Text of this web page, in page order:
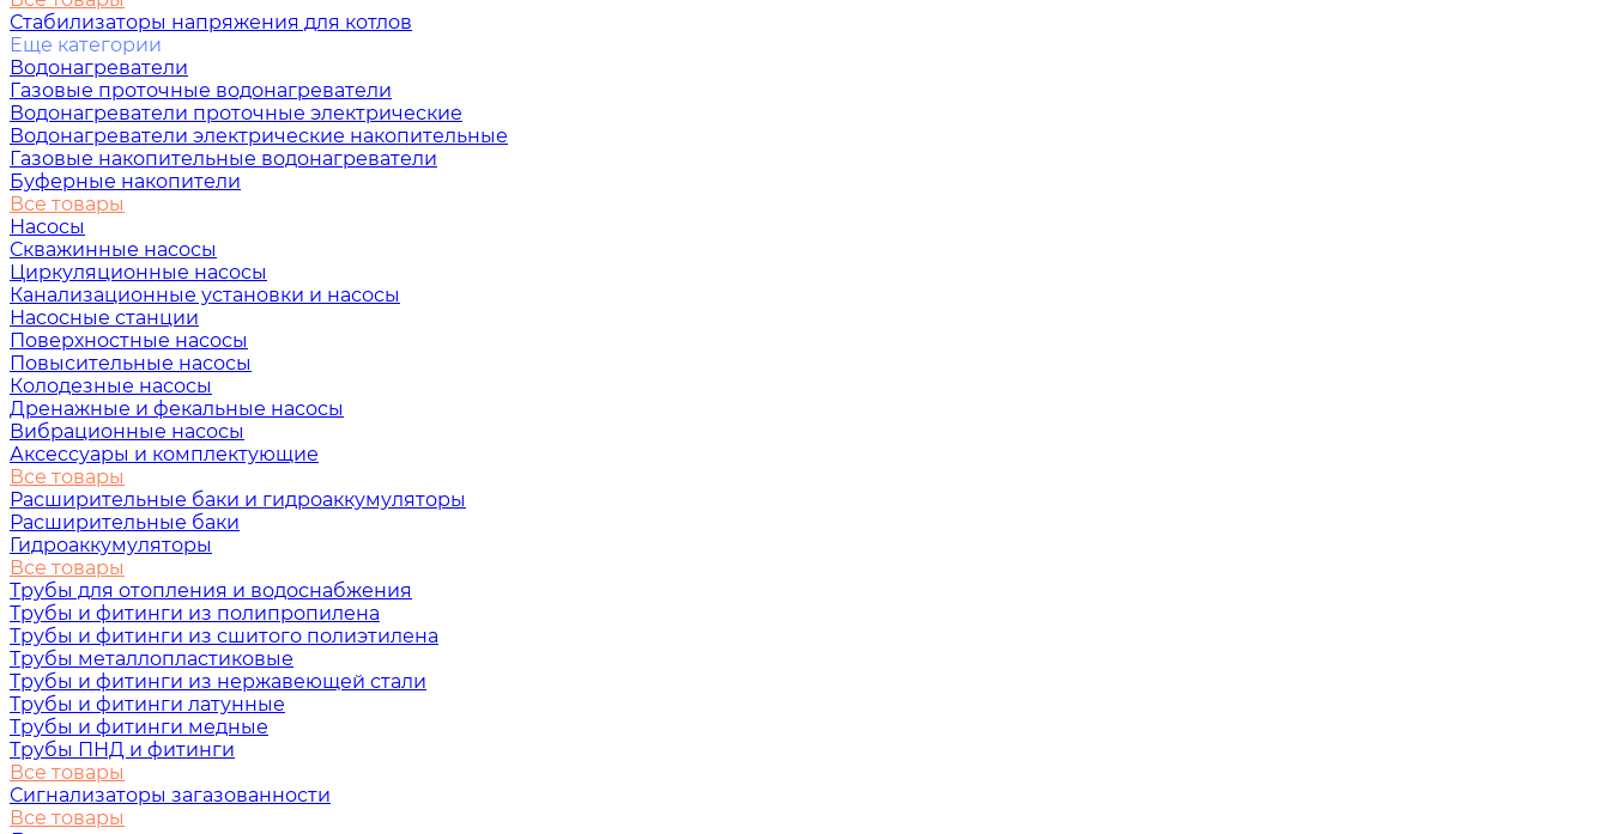
Стабилизаторы напряжения для котлов
Еще категории
Водонагреватели
Газовые проточные водонагреватели
Водонагреватели проточные электрические
Водонагреватели электрические накопительные
Газовые накопительные водонагреватели
Буферные накопители
Все товары
Насосы
Скважинные насосы
Циркуляционные насосы
Канализационные установки и насосы
Насосные станции
Поверхностные насосы
Повысительные насосы
Колодезные насосы
Дренажные и фекальные насосы
Вибрационные насосы
Аксессуары и комплектующие
Все товары
Расширительные баки и гидроаккумуляторы
Расширительные баки
Гидроаккумуляторы
Все товары
Трубы для отопления и водоснабжения
Трубы и фитинги из полипропилена
Трубы и фитинги из сшитого полиэтилена
Трубы металлопластиковые
Трубы и фитинги из нержавеющей стали
Трубы и фитинги латунные
Трубы и фитинги медные
Трубы ПНД и фитинги
Все товары
Сигнализаторы загазованности
Все товары